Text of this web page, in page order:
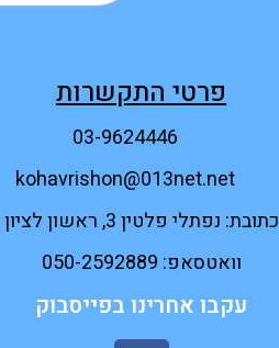
פרטי התקשרות
03-9624446
kohavrishon@013net.net
כתובת: נפתלי פלטין 3, ראשון לציון
וואטסאפ: 050-2592889
עקבו אחרינו בפייסבוק